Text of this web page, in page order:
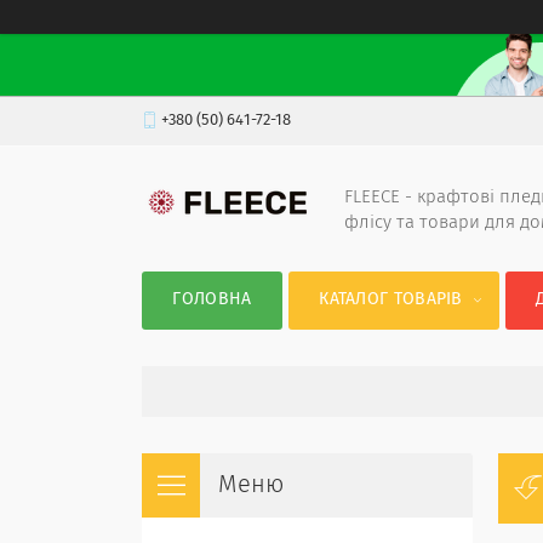
+380 (50) 641-72-18
FLEECE - крафтові
флісу та товари для
ГОЛОВНА КАТАЛОГ ТОВАРІВ